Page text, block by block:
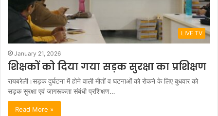
LIVE TV
January 21, 2026
शिक्षकों को दिया गया सड़क सुरक्षा का प्रशिक्षण
रायबरेली।सड़क दुर्घटना में होने वाली मौतों व घटनाओं को रोकने के लिए बुधवार को
सड़क सुरक्षा एवं जागरूकता संबंधी प्रशिक्षण…
Read More »